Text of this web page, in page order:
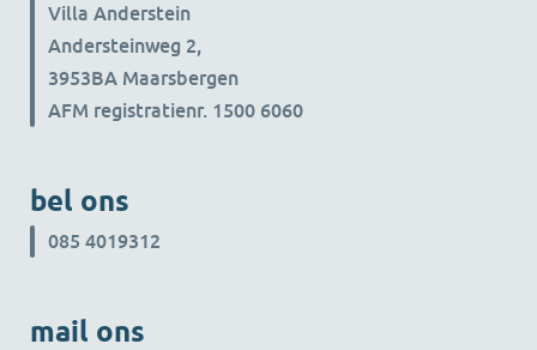
Villa Anderstein
Andersteinweg 2,
3953BA Maarsbergen
AFM registratienr. 1500 6060
bel ons
085 4019312
mail ons